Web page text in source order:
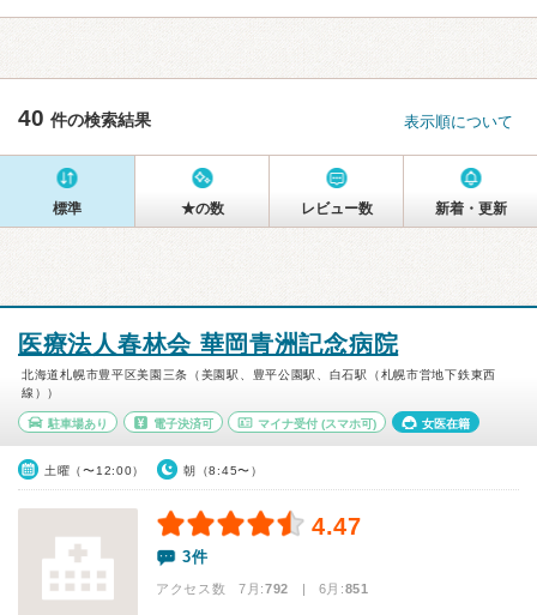
40 件の検索結果 表示順について
標準 ★の数 レビュー数 新着・更新
医療法人春林会 華岡青洲記念病院
北海道札幌市豊平区美園三条（美園駅、豊平公園駅、白石駅（札幌市営地下鉄東西
線））
駐車場あり 電子決済可 マイナ受付 (スマホ可) 女医在籍
土曜（〜12:00） 朝（8:45〜）
4.47
3件
アクセス数 7月:792 | 6月:851